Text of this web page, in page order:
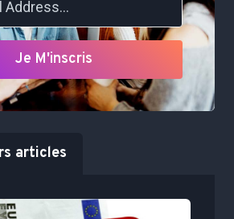
Je M'inscris
articles